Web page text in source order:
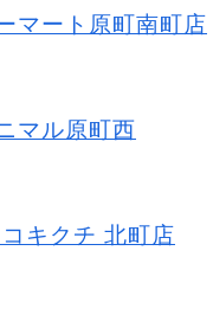
マート原町南町店
マル原町西
キクチ 北町店